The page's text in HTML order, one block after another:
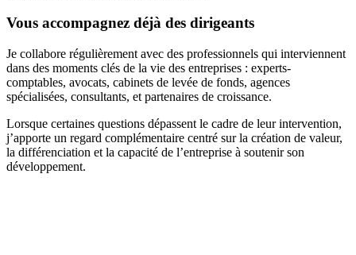
Vous accompagnez déjà des dirigeants
Je collabore régulièrement avec des professionnels qui interviennent
dans des moments clés de la vie des entreprises : experts-
comptables, avocats, cabinets de levée de fonds, agences
spécialisées, consultants, et partenaires de croissance.
Lorsque certaines questions dépassent le cadre de leur intervention,
j’apporte un regard complémentaire centré sur la création de valeur,
la différenciation et la capacité de l’entreprise à soutenir son
développement.